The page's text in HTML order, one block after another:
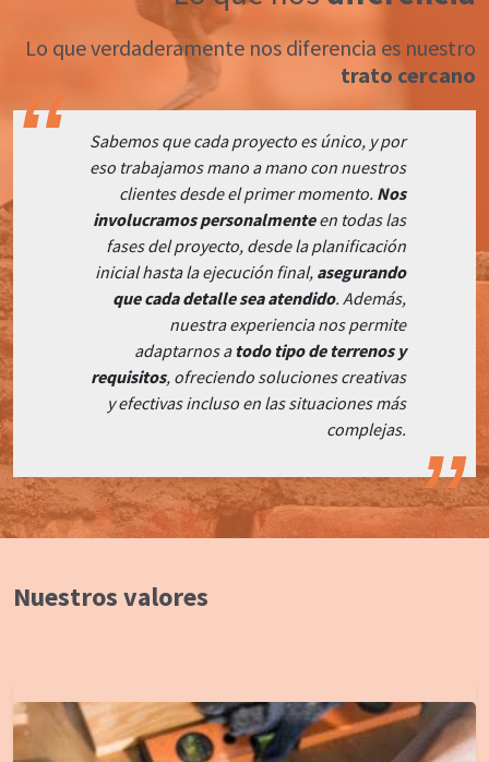
Lo que verdaderamente nos diferencia es nuestro
trato cercano
Sabemos que cada proyecto es único, y por
eso trabajamos mano a mano con nuestros
clientes desde el primer momento. Nos
involucramos personalmenteen todas las
fases del proyecto, desde la planificación
inicial hasta la ejecución final, asegurando
que cada detalle sea atendido. Además,
nuestra experiencia nos permite
adaptarnos a todo tipo de terrenos y
requisitos, ofreciendo soluciones creativas
y efectivas incluso en las situaciones más
complejas.
Nuestros valores